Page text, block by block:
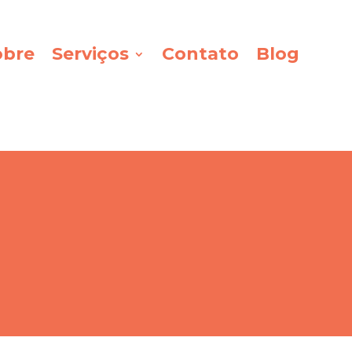
Serviços Contato Blog